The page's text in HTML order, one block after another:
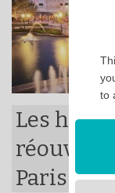
Les
Paris
to